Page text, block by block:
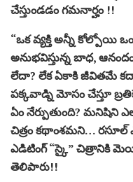
చేస్తుండడం గమనార్హం !!
“ఒక వ్యక్తి అన్నీ కోల్పోయి
అనుభవిస్తున్న బాధ,
లేదా? లేక ఏకాకి జీవితమే
పక్కవాడ్ని మోసం చేస్తూ
ఏం నేర్పుతుంది? మనిషిని
చిత్రం కథాంశమని… రసూల్
ఎడిటింగ్ “స్కై” చిత్రానికి
తెలిపారు!!